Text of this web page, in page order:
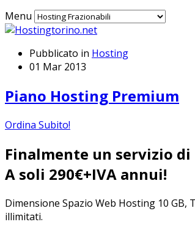
Menu
Pubblicato in Hosting
01 Mar 2013
Piano Hosting Premium
Ordina Subito!
Finalmente un servizio
A soli 290€+IVA annui!
Dimensione Spazio Web Hosting 10
illimitati.